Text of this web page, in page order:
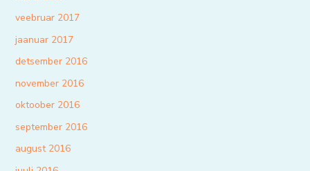
veebruar 2017
jaanuar 2017
detsember 2016
november 2016
oktoober 2016
september 2016
august 2016